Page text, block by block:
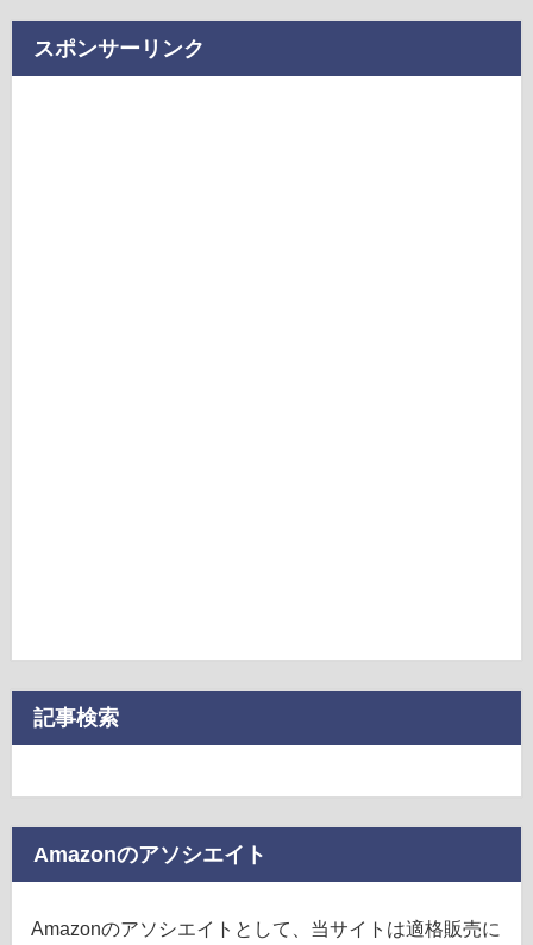
スポンサーリンク
記事検索
Amazonのアソシエイト
Amazonのアソシエイトとして、当サイトは適格販売に